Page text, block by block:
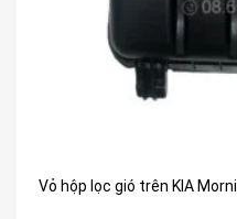
Vỏ hộp lọc gió trên KIA